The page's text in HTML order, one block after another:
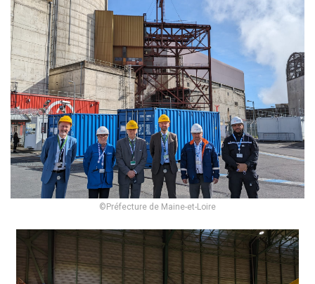
©Préfecture de Maine-et-Loire